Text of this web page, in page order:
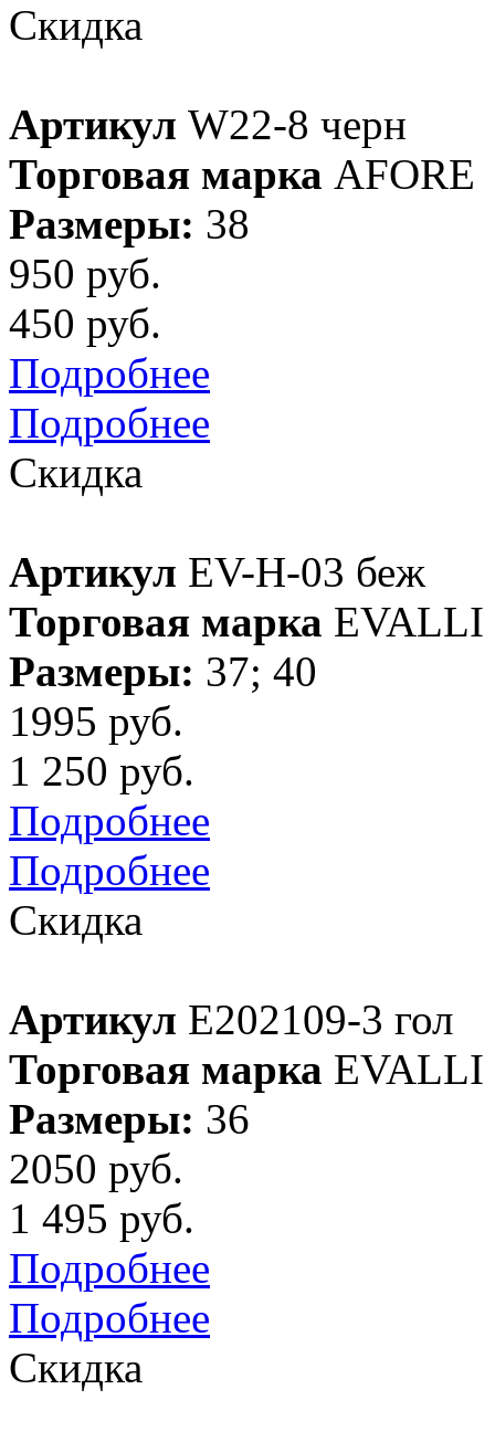
Скидка
Артикул W22-8 черн
Торговая марка AFORE
Размеры: 38
950 руб.
450 руб.
Подробнее
Подробнее
Скидка
Артикул EV-H-03 беж
Торговая марка EVALLI
Размеры: 37; 40
1995 руб.
1 250 руб.
Подробнее
Подробнее
Скидка
Артикул E202109-3 гол
Торговая марка EVALLI
Размеры: 36
2050 руб.
1 495 руб.
Подробнее
Подробнее
Скидка